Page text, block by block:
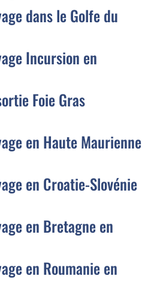
dans le Golfe du
Incursion en
Foie Gras
en Haute Maurienne
en Croatie-Slovénie
en Bretagne en
en Roumanie en